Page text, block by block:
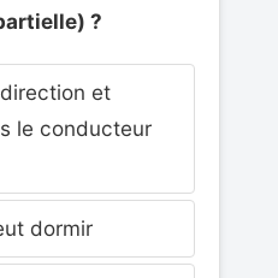
?
et
le conducteur
dormir